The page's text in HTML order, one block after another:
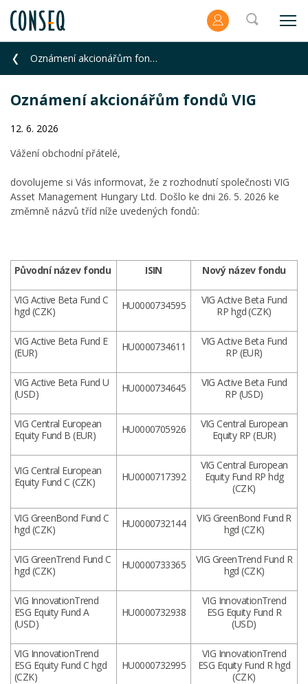
Oznámení akcionářům fondů VIG
Oznámení akcionářům fondů VIG
12. 6. 2026
Vážení obchodní přátelé,
dovolujeme si Vás informovat, že z rozhodnutí společnosti VIG
Asset Management Hungary Ltd. Došlo ke dni 26. 5. 2026 ke
změmně názvů tříd níže uvedených fondů:
Původní název fondu ISIN Nový název fondu
VIG Active Beta Fund C
hgd (CZK)
HU0000734595
VIG Active Beta Fund
RP hgd (CZK)
VIG Active Beta Fund E
(EUR)
HU0000734611
VIG Active Beta Fund
RP (EUR)
VIG Active Beta Fund U
(USD)
HU0000734645
VIG Active Beta Fund
RP (USD)
VIG Central European
Equity Fund B (EUR)
HU0000705926
VIG Central European
Equity RP (EUR)
VIG Central European
Equity Fund C (CZK)
HU0000717392
VIG Central European
Equity Fund RP hdg
(CZK)
VIG GreenBond Fund C
hgd (CZK)
HU0000732144
VIG GreenBond Fund R
hgd (CZK)
VIG GreenTrend Fund C
hgd (CZK)
HU0000733365
VIG GreenTrend Fund R
hgd (CZK)
VIG InnovationTrend
ESG Equity Fund A
(USD)
HU0000732938
VIG InnovationTrend
ESG Equity Fund R
(USD)
VIG InnovationTrend
ESG Equity Fund C hgd
(CZK)
HU0000732995
VIG InnovationTrend
ESG Equity Fund R hgd
(CZK)